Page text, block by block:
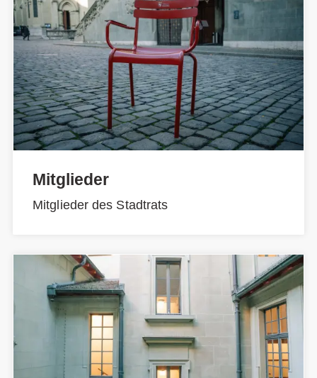
Mitglieder
Mitglieder des Stadtrats